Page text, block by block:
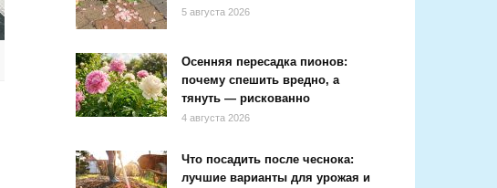
5 августа 2026
Осенняя пересадка пионов:
почему спешить вредно, а
тянуть — рискованно
4 августа 2026
Что посадить после чеснока:
лучшие варианты для урожая и